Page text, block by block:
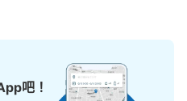
儲物櫃的位置
吧！